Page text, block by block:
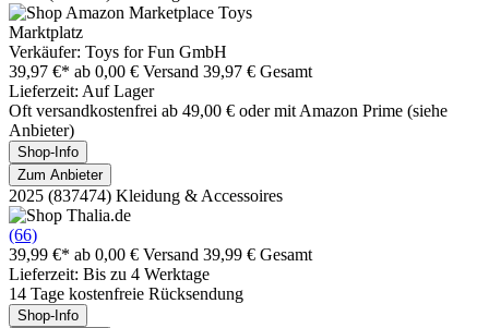
Marktplatz
Verkäufer: Toys for Fun GmbH
39,97 €* ab 0,00 € Versand 39,97 € Gesamt
Lieferzeit: Auf Lager
Oft versandkostenfrei ab 49,00 € oder mit Amazon Prime (siehe
Anbieter)
Shop-Info
Zum Anbieter
2025 (837474) Kleidung & Accessoires
(66)
39,99 €* ab 0,00 € Versand 39,99 € Gesamt
Lieferzeit: Bis zu 4 Werktage
14 Tage kostenfreie Rücksendung
Shop-Info